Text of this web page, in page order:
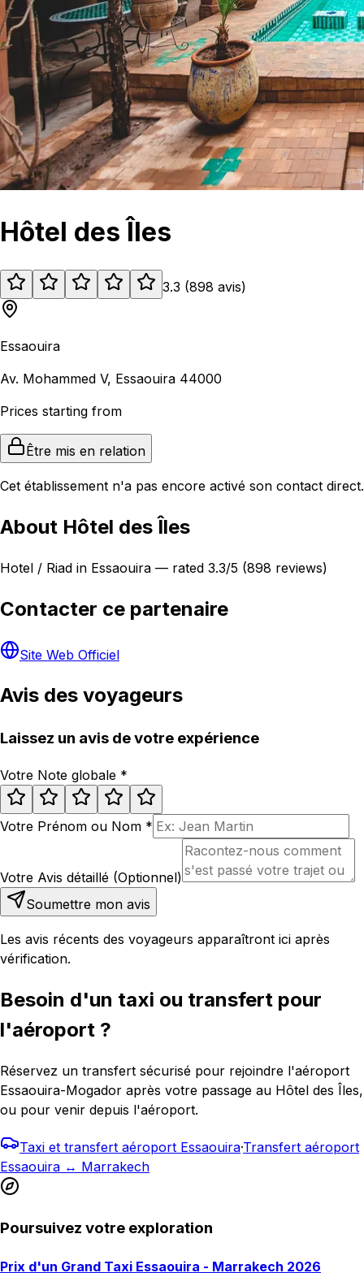
Hôtel des Îles
3.3 (898 avis)
Essaouira
Av. Mohammed V, Essaouira 44000
Prices starting from
Être mis en relation
Cet établissement n'a pas encore activé son contact direct.
About Hôtel des Îles
Hotel / Riad in Essaouira — rated 3.3/5 (898 reviews)
Contacter ce partenaire
Site Web Officiel
Avis des voyageurs
Laissez un avis de votre expérience
Votre Note globale *
Votre Prénom ou Nom *
Votre Avis détaillé (Optionnel)
Soumettre mon avis
Les avis récents des voyageurs apparaîtront ici après
vérification.
Besoin d'un taxi ou transfert pour
l'aéroport ?
Réservez un transfert sécurisé pour rejoindre l'aéroport
Essaouira-Mogador après votre passage au Hôtel des Îles,
ou pour venir depuis l'aéroport.
Taxi et transfert aéroport Essaouira·Transfert aéroport
Essaouira ↔ Marrakech
Poursuivez votre exploration
Prix d'un Grand Taxi Essaouira - Marrakech 2026